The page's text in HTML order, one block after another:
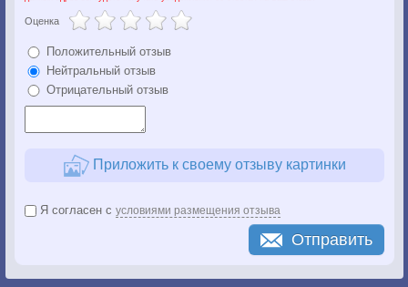
Оценка
Положительный отзыв
Нейтральный отзыв
Отрицательный отзыв
Приложить к своему отзыву картинки
Я согласен с условиями размещения отзыва
Отправить